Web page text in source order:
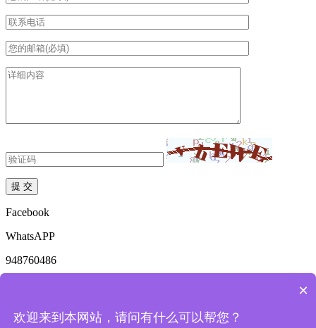
Facebook
WhatsAPP
948760486
×
欢迎来到本网站，请问有什么可以帮您？